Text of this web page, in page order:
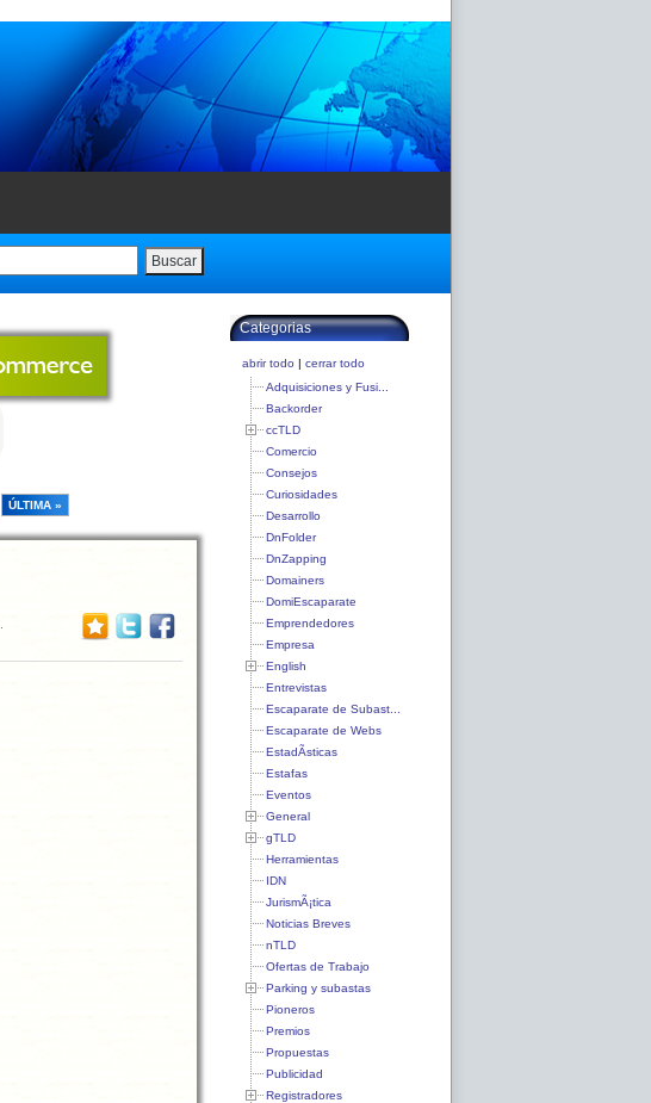
Buscar
ÚLTIMA »
Categorias
abrir todo | cerrar todo
Adquisiciones y Fusi...
Backorder
ccTLD
Comercio
Consejos
Curiosidades
Desarrollo
DnFolder
DnZapping
Domainers
DomiEscaparate
Emprendedores
Empresa
English
Entrevistas
Escaparate de Subast...
Escaparate de Webs
EstadÃ­sticas
Estafas
Eventos
General
gTLD
Herramientas
IDN
JurismÃ¡tica
Noticias Breves
nTLD
Ofertas de Trabajo
Parking y subastas
Pioneros
Premios
Propuestas
Publicidad
Registradores